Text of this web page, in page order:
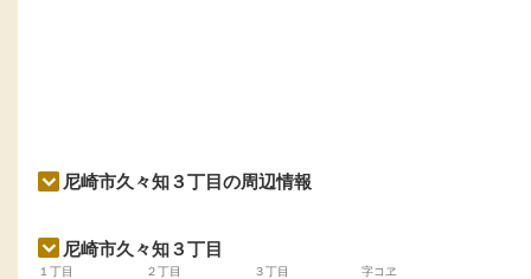
尼崎市久々知３丁目の周辺情報
尼崎市久々知３丁目
１丁目 ２丁目 ３丁目 字コヱ